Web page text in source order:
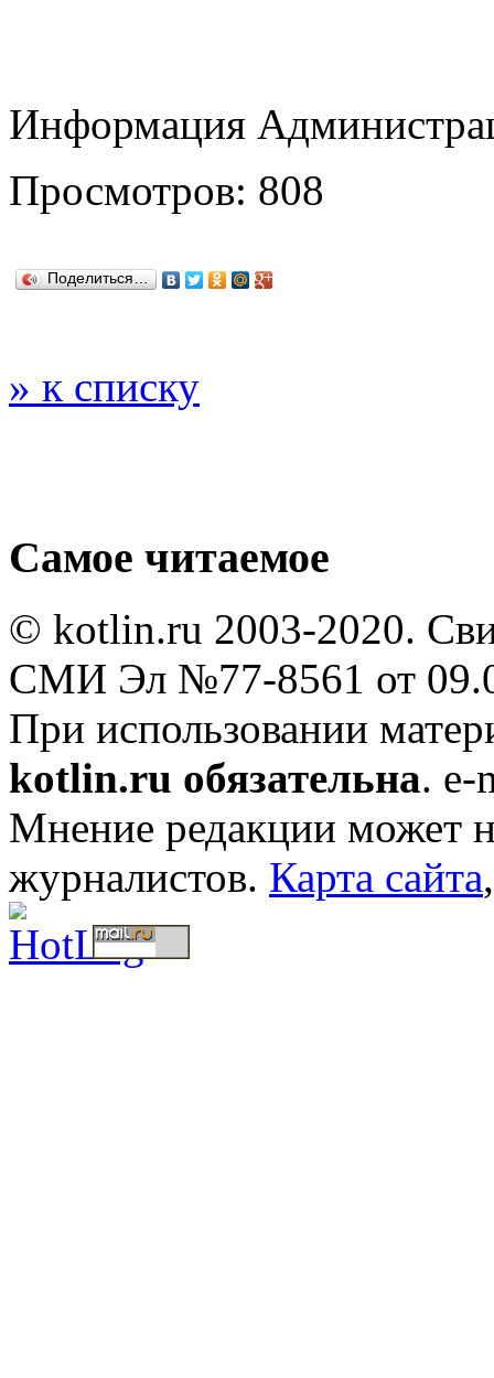
Информация
Просмотров: 808
Поделиться…
» к списку
Самое читаемое
© kotlin.ru 2003-2020.
СМИ Эл №77-8561 от
При использовании
kotlin.ru обязательна. e-
Мнение редакции может
журналистов. Карта сайта